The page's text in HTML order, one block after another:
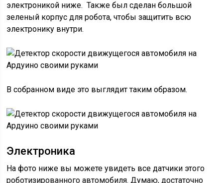
электроникой ниже. Также был сделан большой
зеленый корпус для робота, чтобы защитить всю
электронику внутри.
В собранном виде это выглядит таким образом.
Электроника
На фото ниже вы можете увидеть все датчики этого
роботизированного автомобиля. Думаю, достаточно